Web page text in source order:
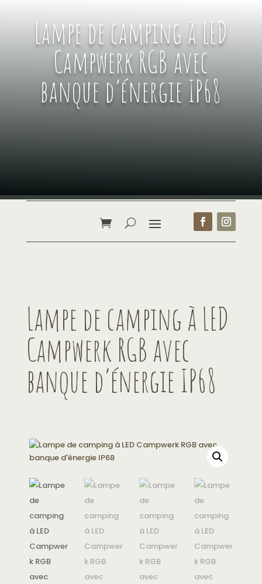
Lampe de camping à LED
Campwerk RGB avec
banque d’énergie IP68
Lampe de camping à LED
Campwerk RGB avec
banque d’énergie IP68